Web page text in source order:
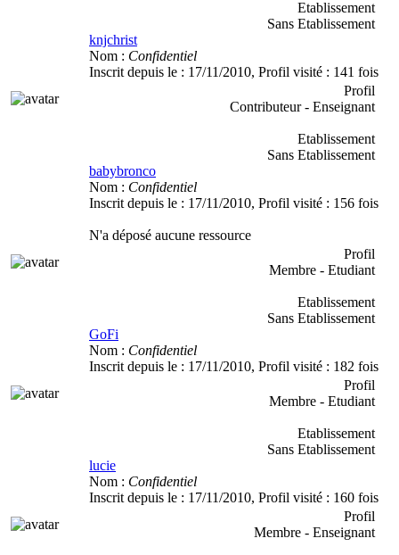
Etablissement
Sans Etablissement
knjchrist
Nom : Confidentiel
Inscrit depuis le : 17/11/2010, Profil visité : 141 fois
Profil
Contributeur - Enseignant
Etablissement
Sans Etablissement
babybronco
Nom : Confidentiel
Inscrit depuis le : 17/11/2010, Profil visité : 156 fois
N'a déposé aucune ressource
Profil
Membre - Etudiant
Etablissement
Sans Etablissement
GoFi
Nom : Confidentiel
Inscrit depuis le : 17/11/2010, Profil visité : 182 fois
Profil
Membre - Etudiant
Etablissement
Sans Etablissement
lucie
Nom : Confidentiel
Inscrit depuis le : 17/11/2010, Profil visité : 160 fois
Profil
Membre - Enseignant